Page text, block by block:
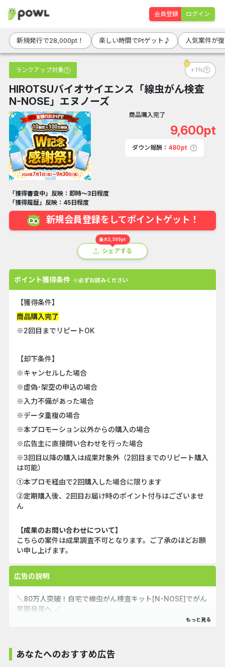
会員登録 ログイン
新規発行で28,000pt！ 楽しい時間でPtゲット♪ 人気案件が
ランクアップ対象 +1％
HIROTSUバイオサイエンス「線虫がん検査
N-NOSE」エヌノーズ
商品購入完了
9,600pt
ダウン報酬： 480pt
「獲得審査中」反映：即時～3日程度
「獲得履歴」反映：45日程度
新規会員登録をしてポイントゲット！
最大3,300pt
シェアする
ポイント獲得条件 ※必ずお読みください
【獲得条件】
商品購入完了
※2回目までリピートOK
【却下条件】
※キャンセルした場合
※虚偽･架空の申込の場合
※入力不備があった場合
※データ重複の場合
※本プロモーション以外からの購入の場合
※広告主に直接問い合わせを行った場合
※3回目以降の購入は成果対象外（2回目までのリピート購入
は可能）
①本プロモ経由で2回購入した場合に限ります
②定期購入後、2回目お届け時のポイント付与はございませ
ん
【成果のお問い合わせについて】
こちらの案件は成果調査不可となります。ご了承のほどお願
い申し上げます。
広告の説明
＼80万人突破！自宅で線虫がん検査キット[N-NOSE]でがん
早期発見へ ／
国内外30の病院・研究機関と共同研究！
あなたへのおすすめ広告